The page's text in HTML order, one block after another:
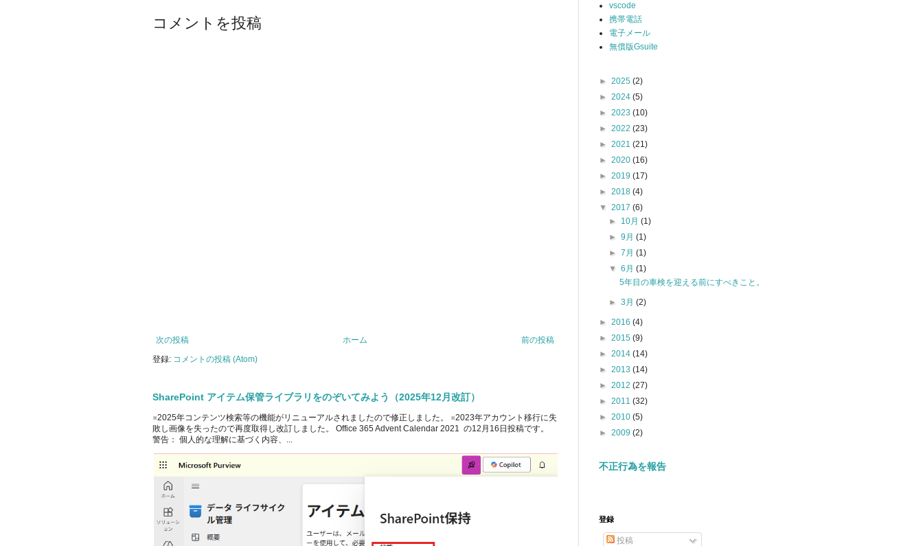
コメントを投稿
次の投稿 前の投稿
ホーム
登録: コメントの投稿 (Atom)
SharePoint アイテム保管ライブラリをのぞいてみよう（2025年12月改訂）
※2025年コンテンツ検索等の機能がリニューアルされましたので修正しました。 ※2023年アカウント移行に失
敗し画像を失ったので再度取得し改訂しました。 Office 365 Advent Calendar 2021 の12月16日投稿です。
警告： 個人的な理解に基づく内容、...
vscode
携帯電話
電子メール
無償版Gsuite
► 2025 (2)
► 2024 (5)
► 2023 (10)
► 2022 (23)
► 2021 (21)
► 2020 (16)
► 2019 (17)
► 2018 (4)
▼ 2017 (6)
► 10月(1)
►9月(1)
►7月(1)
▼6月(1)
5年目の車検を迎える前にすべきこと。
►3月(2)
► 2016 (4)
► 2015 (9)
► 2014 (14)
► 2013 (14)
► 2012 (27)
► 2011 (32)
► 2010 (5)
► 2009 (2)
不正行為を報告
登録
投稿